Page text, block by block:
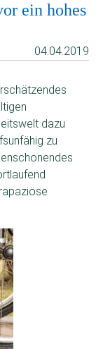
ein hohes
04.04.2019
dazu
zu